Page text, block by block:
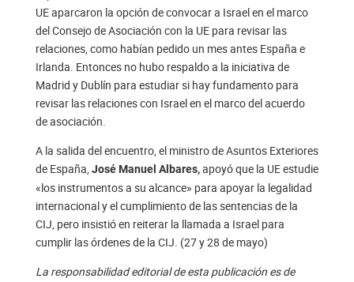
UE aparcaron la opción de convocar a Israel en el marco
del Consejo de Asociación con la UE para revisar las
relaciones, como habían pedido un mes antes España e
Irlanda. Entonces no hubo respaldo a la iniciativa de
Madrid y Dublín para estudiar si hay fundamento para
revisar las relaciones con Israel en el marco del acuerdo
de asociación.
A la salida del encuentro, el ministro de Asuntos Exteriores
de España, José Manuel Albares,apoyó que la UE estudie
«los instrumentos a su alcance» para apoyar la legalidad
internacional y el cumplimiento de las sentencias de la
CIJ, pero insistió en reiterar la llamada a Israel para
cumplir las órdenes de la CIJ. (27 y 28 de mayo)
La responsabilidad editorial de esta publicación es de